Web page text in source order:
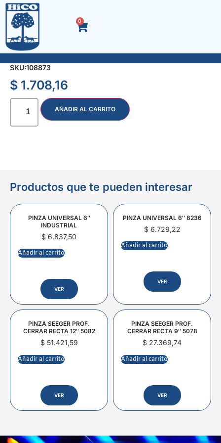
0
SELLADOR SILICONA x 50 gr. NEGRO
SKU:108873
$ 1.708,16
AÑADIR AL CARRITO
Productos que te pueden interesar
PINZA UNIVERSAL 6″
INDUSTRIAL
$ 6.837,50
Añadir al carrito
VER
PINZA UNIVERSAL 6″ 8236
$6.729,22
Añadir al carrito
VER
PINZA SEEGER PROF.
CERRAR RECTA 12″ 5082
$51.421,59
Añadir al carrito
VER
PINZA SEEGER PROF.
CERRAR RECTA 9″ 5078
$ 27.369,74
Añadir al carrito
VER